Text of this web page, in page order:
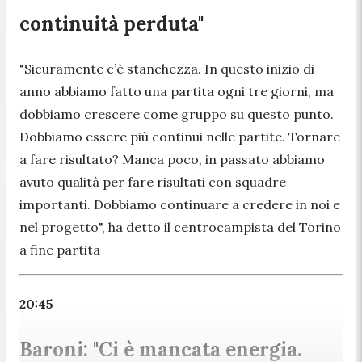
continuità perduta"
"Sicuramente c’è stanchezza. In questo inizio di
anno abbiamo fatto una partita ogni tre giorni, ma
dobbiamo crescere come gruppo su questo punto.
Dobbiamo essere più continui nelle partite. Tornare
a fare risultato? Manca poco, in passato abbiamo
avuto qualità per fare risultati con squadre
importanti. Dobbiamo continuare a credere in noi e
nel progetto", ha detto il centrocampista del Torino
a fine partita
20:45
Baroni: "Ci è mancata energia.